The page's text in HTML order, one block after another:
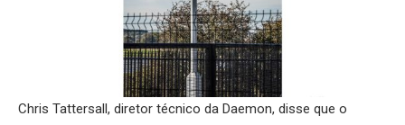
Chris Tattersall, diretor técnico da Daemon, disse que o